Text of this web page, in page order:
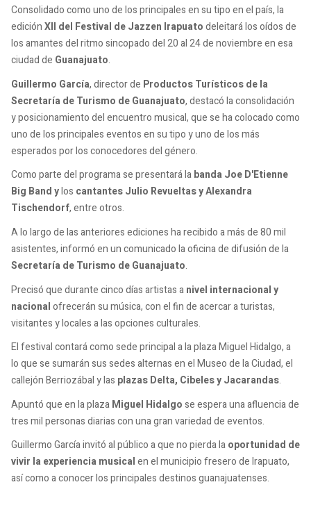
Consolidado como uno de los principales en su tipo en el país, la
ediciónXII del Festival de Jazzen Irapuatodeleitará los oídos de
los amantes del ritmo sincopado del 20 al 24 de noviembre en esa
ciudad de Guanajuato.
Guillermo García, director de Productos Turísticos de la
Secretaría de Turismo de Guanajuato, destacó la consolidación
y posicionamiento del encuentro musical, que se ha colocado como
uno de los principales eventos en su tipo y uno de los más
esperados por los conocedores del género.
Como parte del programa se presentará labanda Joe D'Etienne
Big Band ylos cantantes Julio Revueltas y Alexandra
Tischendorf, entre otros.
A lo largo de las anteriores ediciones ha recibido a más de 80 mil
asistentes, informó en un comunicado la oficina de difusión de la
Secretaría de Turismo de Guanajuato.
Precisó que durante cinco días artistas anivel internacional y
nacionalofrecerán su música, con el fin de acercar a turistas,
visitantes y locales a las opciones culturales.
El festival contará como sede principal a la plaza Miguel Hidalgo, a
lo que se sumarán sus sedes alternas en el Museo de la Ciudad, el
callejón Berriozábal y las plazas Delta, Cibeles y Jacarandas.
Apuntó que en la plazaMiguel Hidalgose espera una afluencia de
tres mil personas diarias con una gran variedad de eventos.
Guillermo García invitó al público a que no pierda laoportunidad de
vivir la experiencia musicalen el municipio fresero de Irapuato,
así como a conocer los principales destinos guanajuatenses.